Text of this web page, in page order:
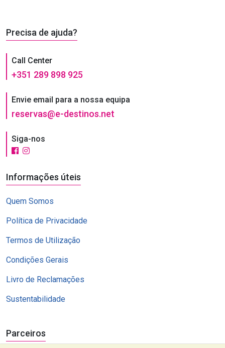
Precisa de ajuda?
Call Center
+351 289 898 925
Envie email para a nossa equipa
reservas@e-destinos.net
Siga-nos
Informações úteis
Quem Somos
Política de Privacidade
Termos de Utilização
Condições Gerais
Livro de Reclamações
Sustentabilidade
Parceiros